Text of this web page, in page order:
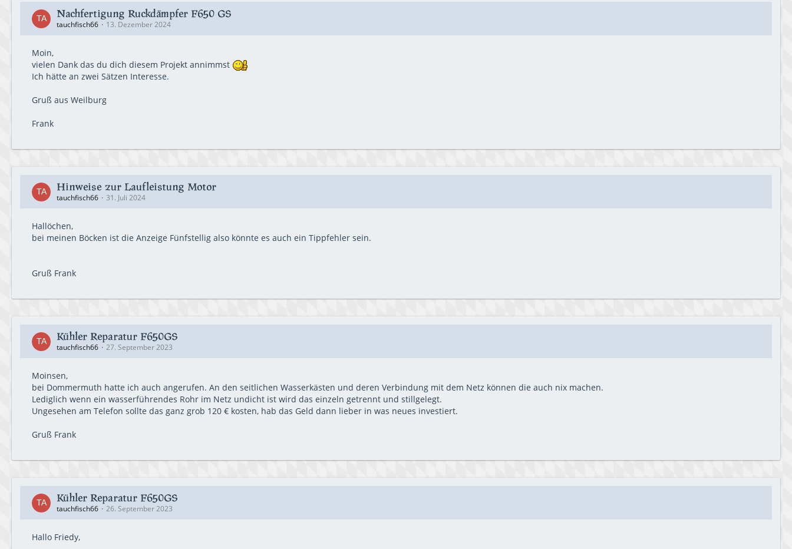
Nachfertigung Ruckdämpfer F650 GS
tauchfisch66 13. Dezember 2024
Moin,
vielen Dank das du dich diesem Projekt annimmst
Ich hätte an zwei Sätzen Interesse.
Gruß aus Weilburg
Frank
Hinweise zur Laufleistung Motor
tauchfisch66 31. Juli 2024
Hallöchen,
bei meinen Böcken ist die Anzeige Fünfstellig also könnte es auch ein Tippfehler sein.
Gruß Frank
Kühler Reparatur F650GS
tauchfisch66 27. September 2023
Moinsen,
bei Dommermuth hatte ich auch angerufen. An den seitlichen Wasserkästen und deren Verbindung mit dem Netz können die auch nix machen.
Lediglich wenn ein wasserführendes Rohr im Netz undicht ist wird das einzeln getrennt und stillgelegt.
Ungesehen am Telefon sollte das ganz grob 120 € kosten, hab das Geld dann lieber in was neues investiert.
Gruß Frank
Kühler Reparatur F650GS
tauchfisch66 26. September 2023
Hallo Friedy,